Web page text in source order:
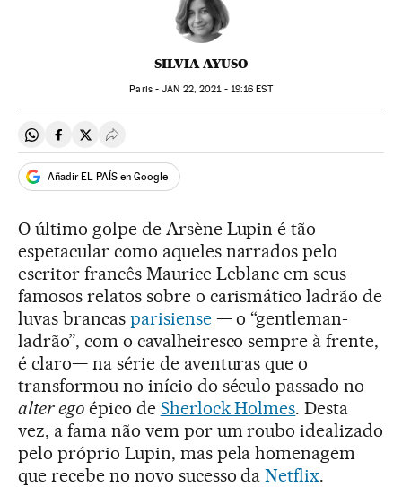
SILVIA AYUSO
Paris -JAN 22, 2021 - 19:16 EST
Compartir en Whatsapp
Compartir en Facebook
Compartir en Twitter
Desplegar Redes Sociales
Añadir EL PAÍS en Google
O último golpe de Arsène Lupin é tão
espetacular como aqueles narrados pelo
escritor francês Maurice Leblanc em seus
famosos relatos sobre o carismático ladrão de
luvas brancas parisiense— o “gentleman-
ladrão”, com o cavalheiresco sempre à frente,
é claro— na série de aventuras que o
transformou no início do século passado no
alter egoépico de Sherlock Holmes. Desta
vez, a fama não vem por um roubo idealizado
pelo próprio Lupin, mas pela homenagem
que recebe no novo sucesso da Netflix.